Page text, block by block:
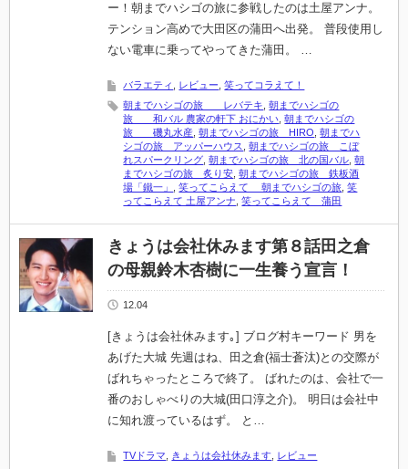
ー！朝までハシゴの旅に参戦したのは土屋アンナ。
テンション高めで大田区の蒲田へ出発。 普段使用し
ない電車に乗ってやってきた蒲田。 …
バラエティ レビュー ,笑ってコラえて！
朝までハシゴの旅 レバテキ ,朝までハシゴの
旅 和バル 農家の軒下 おにかい ,朝までハシゴの
旅 磯丸水産 ,朝までハシゴの旅 HIRO ,朝までハ
シゴの旅 アッパーハウス
,朝までハシゴの旅 こぼ
れスパークリング ,朝までハシゴの旅 北の国バル ,朝
までハシゴの旅 炙り安 ,朝までハシゴの旅 鉄板酒
場「鐵一」
,笑ってこらえて 朝までハシゴの旅 ,笑
ってこらえて 土屋アンナ ,笑ってこらえて 蒲田
きょうは会社休みます第８話田之倉
の母親鈴木杏樹に一生養う宣言！
12.04
[きょうは会社休みます｡] ブログ村キーワード 男を
あげた大城 先週はね、田之倉(福士蒼汰)との交際が
ばれちゃったところで終了。 ばれたのは、会社で一
番のおしゃべりの大城(田口淳之介)。 明日は会社中
に知れ渡っているはず。 と…
TVドラマ きょうは会社休みます レビュー